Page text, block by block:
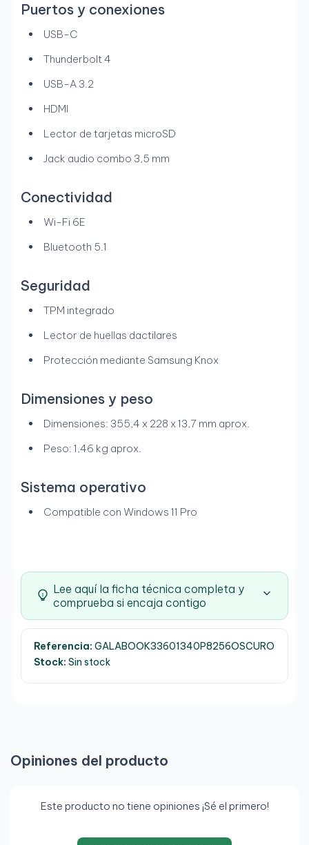
Puertos y conexiones
USB-C
Thunderbolt 4
USB-A 3.2
HDMI
Lector de tarjetas microSD
Jack audio combo 3,5 mm
Conectividad
Wi-Fi 6E
Bluetooth 5.1
Seguridad
TPM integrado
Lector de huellas dactilares
Protección mediante Samsung Knox
Dimensiones y peso
Dimensiones: 355,4 x 228 x 13,7 mm aprox.
Peso: 1,46 kg aprox.
Sistema operativo
Compatible con Windows 11 Pro
Lee aquí la ficha técnica completa y
comprueba si encaja contigo
Referencia: GALABOOK33601340P8256OSCURO
Stock: Sin stock
Opiniones del producto
Este producto no tiene opiniones ¡Sé el primero!